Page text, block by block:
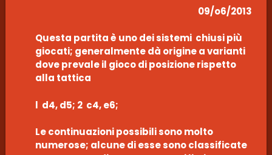
09/o6/2013
Questa partita è uno dei sistemi chiusi più
giocati; generalmente dà origine a varianti
dove prevale il gioco di posizione rispetto
alla tattica
l d4, d5; 2 c4, e6;
Le continuazioni possibili sono molto
numerose; alcune di esse sono classificate